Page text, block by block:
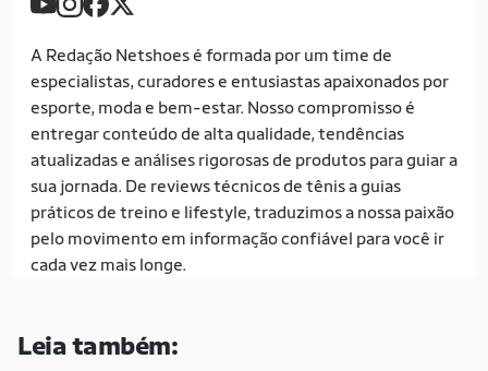
Leia também:
A Redação Netshoes é formada por um time de
especialistas, curadores e entusiastas apaixonados por
esporte, moda e bem-estar. Nosso compromisso é
entregar conteúdo de alta qualidade, tendências
atualizadas e análises rigorosas de produtos para guiar a
sua jornada. De reviews técnicos de tênis a guias
práticos de treino e lifestyle, traduzimos a nossa paixão
pelo movimento em informação confiável para você ir
cada vez mais longe.